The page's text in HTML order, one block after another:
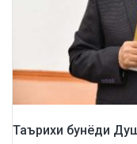
Таърихи бунёди